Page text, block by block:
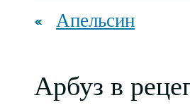
Апельсин
Арбуз в